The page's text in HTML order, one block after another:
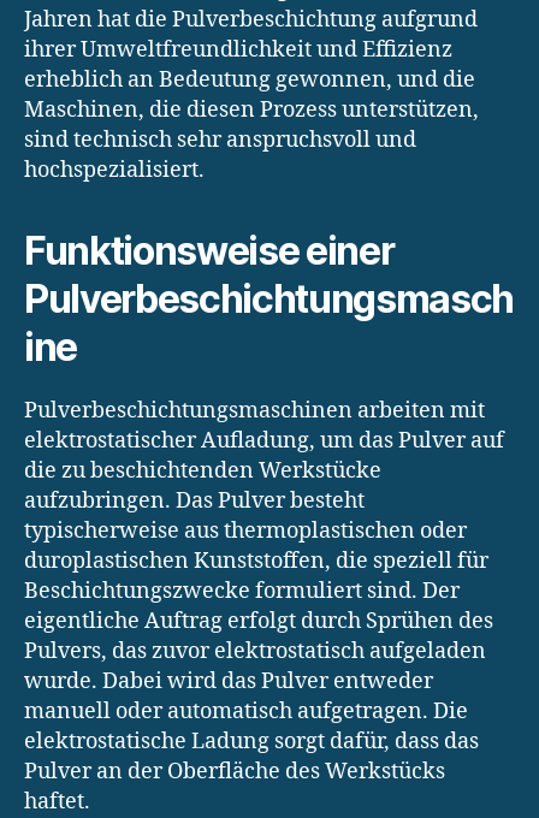
Jahren hat die Pulverbeschichtung aufgrund
ihrer Umweltfreundlichkeit und Effizienz
erheblich an Bedeutung gewonnen, und die
Maschinen, die diesen Prozess unterstützen,
sind technisch sehr anspruchsvoll und
hochspezialisiert.
Funktionsweise einer
Pulverbeschichtungsmasch
ine
Pulverbeschichtungsmaschinen arbeiten mit
elektrostatischer Aufladung, um das Pulver auf
die zu beschichtenden Werkstücke
aufzubringen. Das Pulver besteht
typischerweise aus thermoplastischen oder
duroplastischen Kunststoffen, die speziell für
Beschichtungszwecke formuliert sind. Der
eigentliche Auftrag erfolgt durch Sprühen des
Pulvers, das zuvor elektrostatisch aufgeladen
wurde. Dabei wird das Pulver entweder
manuell oder automatisch aufgetragen. Die
elektrostatische Ladung sorgt dafür, dass das
Pulver an der Oberfläche des Werkstücks
haftet.